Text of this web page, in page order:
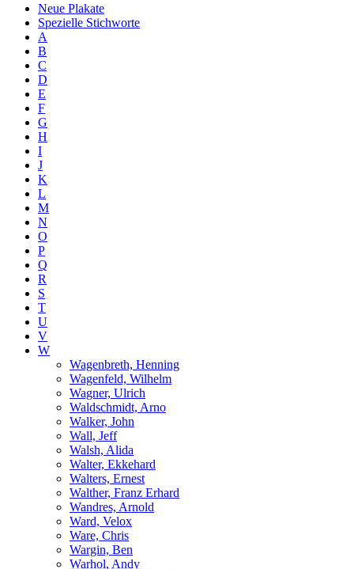
Neue Plakate
Spezielle Stichworte
A
B
C
D
E
F
G
H
I
J
K
L
M
N
O
P
Q
R
S
T
U
V
W
Wagenbreth, Henning
Wagenfeld, Wilhelm
Wagner, Ulrich
Waldschmidt, Arno
Walker, John
Wall, Jeff
Walsh, Alida
Walter, Ekkehard
Walters, Ernest
Walther, Franz Erhard
Wandres, Arnold
Ward, Velox
Ware, Chris
Wargin, Ben
Warhol, Andy